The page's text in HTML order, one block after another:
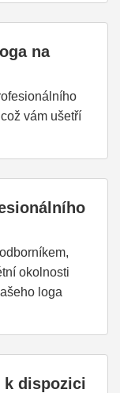
na
vám ušetří
okolnosti
loga
k dispozici